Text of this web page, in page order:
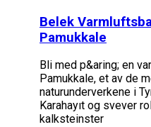
Belek
Pamukkale
Bli med p&aring; en
Pamukkale, et av de
naturunderverkene i
Karahayıt og svever
kalksteinster